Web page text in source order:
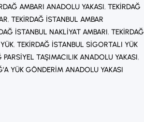
AMBARI ANADOLU YAKASI, TEKIRDAĞ
, TEKIRDAĞ İSTANBUL AMBAR
İSTANBUL NAKLIYAT AMBARI, TEKIRDAĞ
, TEKIRDAĞ İSTANBUL SIGORTALI YÜK
PARSIYEL TAŞIMACILIK ANADOLU YAKASI
YÜK GÖNDERIM ANADOLU YAKASI